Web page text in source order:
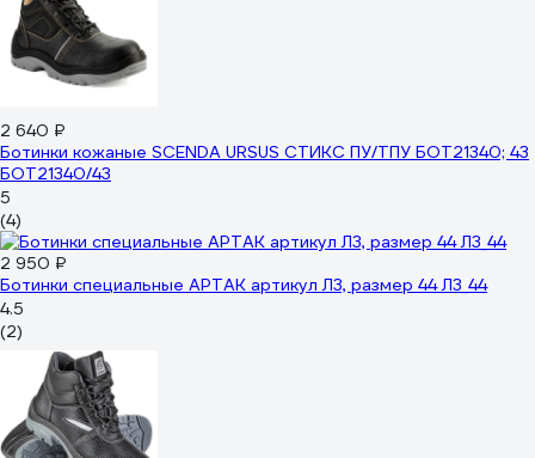
2 640 ₽
Ботинки кожаные SCENDA URSUS СТИКС ПУ/ТПУ БОТ21340; 43
БОТ21340/43
5
(4)
2 950 ₽
Ботинки специальные АРТАК артикул Л3, размер 44 Л3_44
4.5
(2)